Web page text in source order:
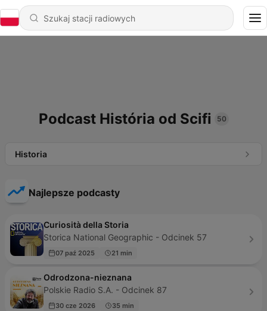
Podcast História od Scifi 50
Historia
Najlepsze podcasty
Curiosità della Storia
Storica National Geographic - Odcinek 57
07 paź 2025 21 min
Odrodzona-nieznana
Polskie Radio S.A. - Odcinek 87
30 cze 2026 35 min